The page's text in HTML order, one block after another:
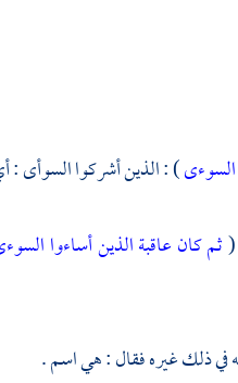
السوءى) : الذين أشركوا السوأى :
(ثم كان عاقبة الذين أساءوا
في ذلك غيره فقال : هي اسم .